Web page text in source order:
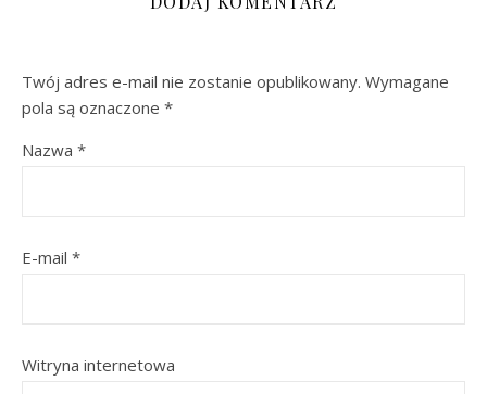
Twój adres e-mail nie zostanie opublikowany. Wymagane
pola są oznaczone *
Nazwa *
E-mail *
Witryna internetowa